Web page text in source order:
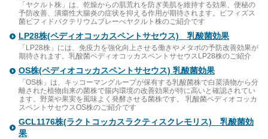
「ヤクルト株」は、乾燥からの肌荒れを防ぎ美肌を維持する効果、便秘の
予防改善、潰瘍性大腸炎の症状を抑える作用が期待されます。ビフィズス
菌ビフィドバクテリウムブレーべヤクルト株のご紹介です
LP28株(ペディオコッカスペントサセウス) 乳酸菌効果
「LP28株」には、免疫力を強化向上させる働きやメタボの予防改善効果が
期待されます。乳酸菌ペディオコッカスペントサセウスLP28株のご紹介
OS株(ペディオコッカスペントサセウス) 乳酸菌効果
「OS株」は、キッコーマングループが保有する乳酸菌株で白菜漬物から分
離された植物由来の菌株で腸内環境の改善効果が特に高いと確認されてい
ます。野菜や果実を風味よく発酵させる菌株です。 乳酸菌ペディオコッカ
スペントサセウスOS株のご紹介です
GCL1176株(ラクトコッカスラクティスクレモリス) 乳酸菌効
果